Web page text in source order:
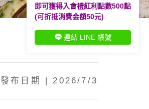
發布日期 | 2026/7/3
即可獲得入會禮紅利點數500點
(可折抵消費金額50元)
連結 LINE 帳號